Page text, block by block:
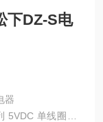
下DZ-S电
器
5VDC 单线圈锁存